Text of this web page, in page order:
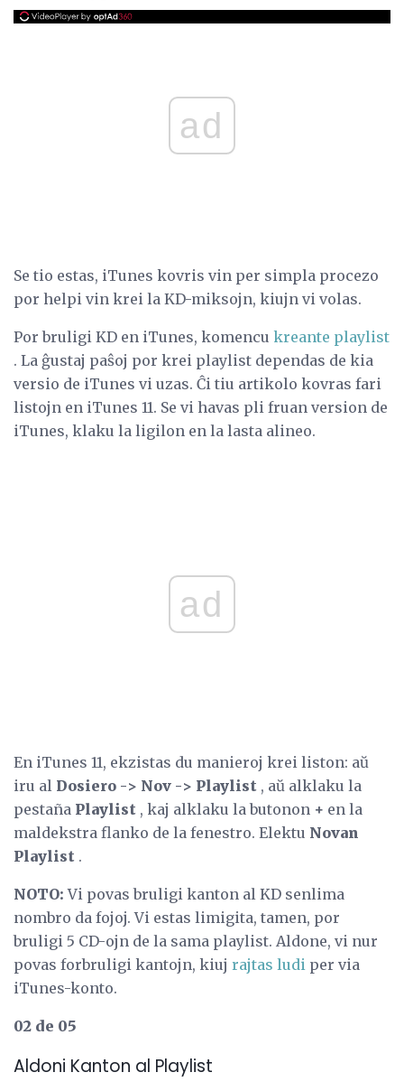
ad
Se tio estas, iTunes kovris vin per simpla procezo
por helpi vin krei la KD-miksojn, kiujn vi volas.
Por bruligi KD en iTunes, komencu kreante playlist
. La ĝustaj paŝoj por krei playlist dependas de kia
versio de iTunes vi uzas. Ĉi tiu artikolo kovras fari
listojn en iTunes 11. Se vi havas pli fruan version de
iTunes, klaku la ligilon en la lasta alineo.
ad
En iTunes 11, ekzistas du manieroj krei liston: aŭ
iru al Dosiero -> Nov -> Playlist , aŭ alklaku la
pestaña Playlist , kaj alklaku la butonon + en la
maldekstra flanko de la fenestro. Elektu Novan
Playlist .
NOTO: Vi povas bruligi kanton al KD senlima
nombro da fojoj. Vi estas limigita, tamen, por
bruligi 5 CD-ojn de la sama playlist. Aldone, vi nur
povas forbruligi kantojn, kiuj rajtas ludi per via
iTunes-konto.
02 de 05
Aldoni Kanton al Playlist